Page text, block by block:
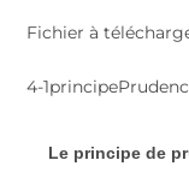
Fichier à
4-
Le principe de